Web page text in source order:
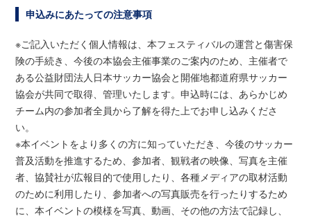
申込みにあたっての注意事項
※ご記入いただく個人情報は、本フェスティバルの運営と傷害保
険の手続き、今後の本協会主催事業のご案内のため、主催者で
ある公益財団法人日本サッカー協会と開催地都道府県サッカー
協会が共同で取得、管理いたします。申込時には、あらかじめ
チーム内の参加者全員から了解を得た上でお申し込みくださ
い。
※本イベントをより多くの方に知っていただき、今後のサッカー
普及活動を推進するため、参加者、観戦者の映像、写真を主催
者、協賛社が広報目的で使用したり、各種メディアの取材活動
のために利用したり、参加者への写真販売を行ったりするため
に、本イベントの模様を写真、動画、その他の方法で記録し、